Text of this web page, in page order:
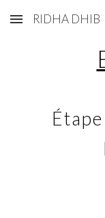
Skip to main content
RIDHA DHIB